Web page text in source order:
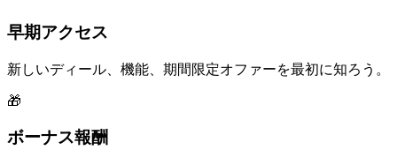
早期アクセス
新しいディール、機能、期間限定オファーを最初に知ろう。
🎁
ボーナス報酬